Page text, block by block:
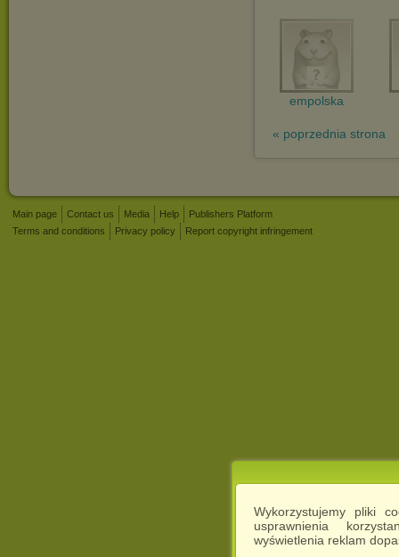
Wykorzystujemy pliki
usprawnienia
wyświetlenia reklam
empolska
« poprzednia strona
Main page Contact us Media Help
Publishers Platform
Terms and conditions
Privacy policy Report copyright infringement